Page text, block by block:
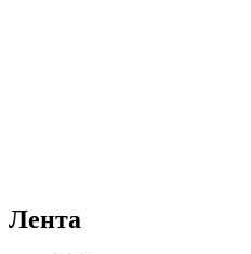
Лента